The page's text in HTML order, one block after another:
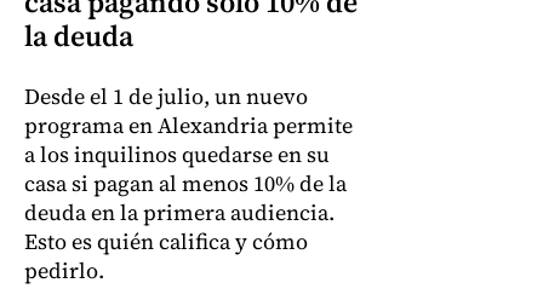
la deuda
Desde el 1 de julio, un nuevo
programa en Alexandria permite
a los inquilinos quedarse en su
casa si pagan al menos 10% de la
deuda en la primera audiencia.
Esto es quién califica y cómo
pedirlo.